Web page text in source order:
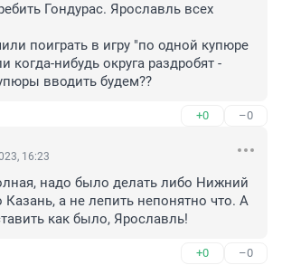
Гондурас. Ярославль всех
поиграть в игру "по одной купюре
когда-нибудь округа раздробят -
вводить будем??
+0 –0
16:23
надо было делать либо Нижний
Казань, а не лепить непонятно что. А
как было, Ярославль!
+0 –0